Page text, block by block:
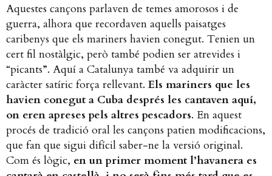
Aquestes cançons parlaven de temes amorosos i de
guerra, alhora que recordaven aquells paisatges
caribenys que els mariners havien conegut. Tenien un
cert fil nostàlgic, però també podien ser atrevides i
“picants”. Aquí a Catalunya també va adquirir un
caràcter satíric força rellevant.Els mariners que les
havien conegut a Cuba després les cantaven aquí,
on eren apreses pels altres pescadors. En aquest
procés de tradició oral les cançons patien modificacions,
que fan que sigui difícil saber-ne la versió original.
Com és lògic, en un primer moment l’havanera es